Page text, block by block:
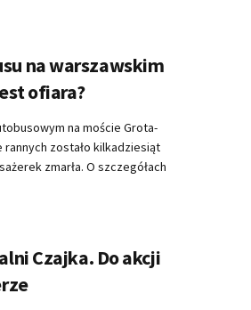
na warszawskim
ofiara?
na moście Grota-
zostało kilkadziesiąt
zmarła. O szczegółach
Czajka. Do akcji